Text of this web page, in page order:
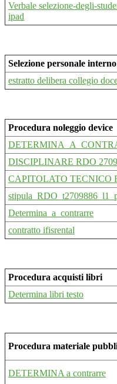
Verbale selezione-degli-
ipad
Selezione personale interno
estratto delibera collegio
Procedura noleggio device
DISCIPLINARE RDO
CAPITOLATO TECNICO
Determina_a_contrarre
contratto ifisrental
Procedura acquisti libri
Determina libri testo
Procedura materiale
DETERMINA a contrarre